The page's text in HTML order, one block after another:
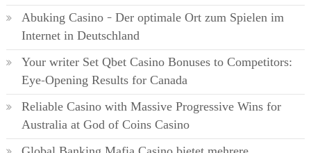
Abuking Casino – Der optimale Ort zum Spielen im
Internet in Deutschland
Your writer Set Qbet Casino Bonuses to Competitors:
Eye-Opening Results for Canada
Reliable Casino with Massive Progressive Wins for
Australia at God of Coins Casino